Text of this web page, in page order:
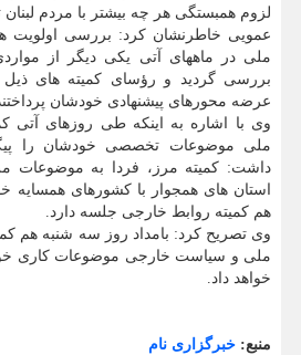
لزوم همبستگی هر چه بیشتر با مردم لبنان
عمویی خاطرنشان کرد: بررسی اولویت
ملی در ماههای آتی یکی دیگر از
بررسی گردید و رؤسای کمیته های
عرضه محورهای پیشنهادی خودشان
وی با اشاره به اینکه طی روزهای آتی
ملی موضوعات تخصصی خودشان را
داشت: کمیته مرز، فردا به موضوعات
استان های همجوار با کشورهای همسایه
هم کمیته روابط خارجی جلسه دارد.
وی تصریح کرد: بامداد روز سه شنبه هم
ملی و سیاست خارجی موضوعات کاری
خواهد داد.
منبع: خبرگزاری نام